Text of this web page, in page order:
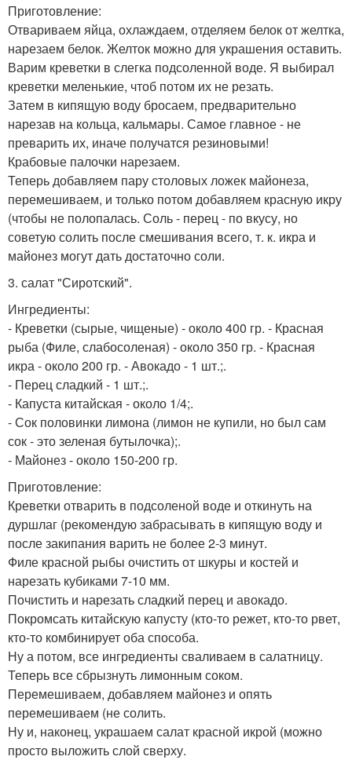
Приготовление:
Отвариваем яйца, охлаждаем, отделяем белок от желтка,
нарезаем белок. Желток можно для украшения оставить.
Варим креветки в слегка подсоленной воде. Я выбирал
креветки меленькие, чтоб потом их не резать.
Затем в кипящую воду бросаем, предварительно
нарезав на кольца, кальмары. Самое главное - не
преварить их, иначе получатся резиновыми!
Крабовые палочки нарезаем.
Теперь добавляем пару столовых ложек майонеза,
перемешиваем, и только потом добавляем красную икру
(чтобы не полопалась. Соль - перец - по вкусу, но
советую солить после смешивания всего, т. к. икра и
майонез могут дать достаточно соли.
3. салат "Сиротский".
Ингредиенты:
- Креветки (сырые, чищеные) - около 400 гр. - Красная
рыба (Филе, слабосоленая) - около 350 гр. - Красная
икра - около 200 гр. - Авокадо - 1 шт.;.
- Перец сладкий - 1 шт.;.
- Капуста китайская - около 1/4;.
- Сок половинки лимона (лимон не купили, но был сам
сок - это зеленая бутылочка);.
- Майонез - около 150-200 гр.
Приготовление:
Креветки отварить в подсоленой воде и откинуть на
дуршлаг (рекомендую забрасывать в кипящую воду и
после закипания варить не более 2-3 минут.
Филе красной рыбы очистить от шкуры и костей и
нарезать кубиками 7-10 мм.
Почистить и нарезать сладкий перец и авокадо.
Покромсать китайскую капусту (кто-то режет, кто-то рвет,
кто-то комбинирует оба способа.
Ну а потом, все ингредиенты сваливаем в салатницу.
Теперь все сбрызнуть лимонным соком.
Перемешиваем, добавляем майонез и опять
перемешиваем (не солить.
Ну и, наконец, украшаем салат красной икрой (можно
просто выложить слой сверху.